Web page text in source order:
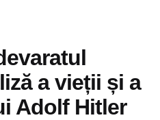
a vieții și a
Adolf Hitler